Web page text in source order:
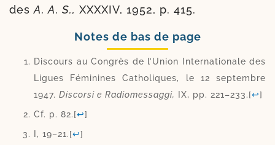
desA. A. S., XXXXIV, 1952, p. 415.
Notes de bas de page
Discours au Congrès de l’Union Internationale des
Ligues Féminines Catholiques, le 12 sep­tembre
1947. Discorsi e Radiomessaggi, IX, pp. 221–233.[↩]
Cf. p. 82.[↩]
I, 19–21.[↩]